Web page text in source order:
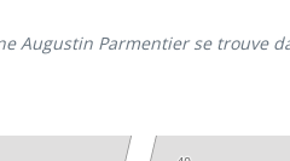
Augustin Parmentier se trouve